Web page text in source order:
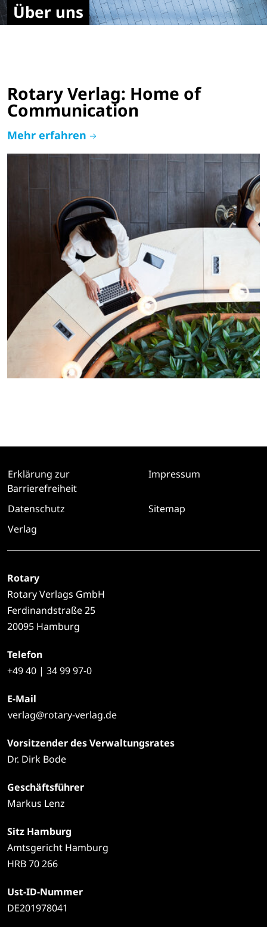
Über uns
Rotary Verlag: Home of
Communication
Mehr erfahren
Erklärung zur
Barrierefreiheit
Impressum
Datenschutz
Sitemap
Verlag
Rotary
Rotary Verlags GmbH
Ferdinandstraße 25
20095 Hamburg
Telefon
+4940 | 34 99 97-0
E-Mail
verlag@rotary-verlag.de
Vorsitzender des Verwaltungsrates
Dr. Dirk Bode
Geschäftsführer
Markus Lenz
Sitz Hamburg
Amtsgericht Hamburg
HRB 70 266
Ust-ID-Nummer
DE201978041